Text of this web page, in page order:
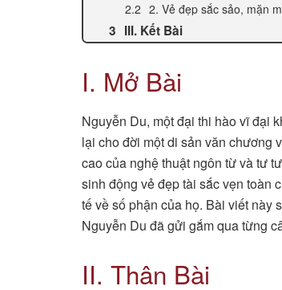
2. Vẻ đẹp sắc sảo, mặn
III. Kết Bài
I. Mở Bài
Nguyễn Du, một đại thi hào vĩ đại
lại cho đời một di sản văn chương
cao của nghệ thuật ngôn từ và tư
sinh động vẻ đẹp tài sắc vẹn toàn
tế về số phận của họ. Bài viết này
Nguyễn Du đã gửi gắm qua từng
II. Thân Bài